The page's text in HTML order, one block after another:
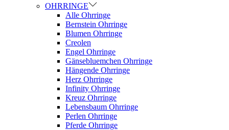
OHRRINGE
Alle Ohrringe
Bernstein Ohrringe
Blumen Ohrringe
Creolen
Engel Ohrringe
Gänsebluemchen Ohrringe
Hängende Ohrringe
Herz Ohrringe
Infinity Ohrringe
Kreuz Ohrringe
Lebensbaum Ohrringe
Perlen Ohrringe
Pferde Ohrringe